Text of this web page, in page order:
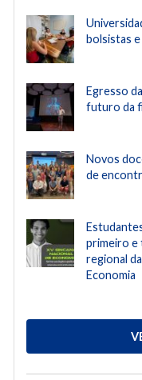
bolsistas
Egresso
futuro da
Novos
de
primeiro e
regional
Economia